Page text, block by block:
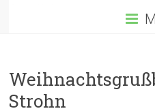
Strohn